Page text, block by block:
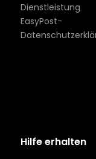
Dienstleistung
EasyPost-
Hilfe erhalten